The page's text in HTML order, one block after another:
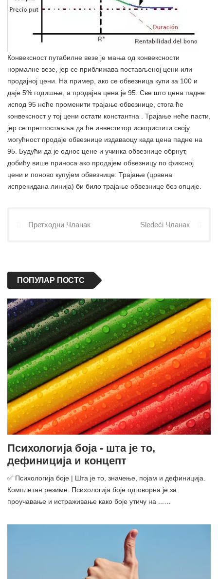
Конвексност путабилне везе је мања од конвексности
нормалне везе, јер се приближава постављеној цени или
продајној цени. На пример, ако се обвезница купи за 100 и
даје 5% годишње, а продајна цена је 95. Све што цена падне
испод 95 неће променити трајање обвезнице, стога ће
конвексност у тој цени остати константна . Трајање неће пасти,
јер се претпоставља да ће инвеститор искористити своју
могућност продаје обвезнице издаваоцу када цена падне на
95. Будући да је однос цене и учинка обвезнице обрнут,
добићу више приноса ако продајем обвезницу по фиксној
цени и поново купујем обвезнице. Трајање (црвена
испрекидана линија) би било трајање обвезнице без опције.
Претходни Чланак Sledeći Чланак
ПОПУЛАР ПОСТС
Психологија боја - шта је то,
дефиниција и концепт
✅ Психологија боје | Шта је то, значење, појам и дефиниција.
Комплетан резиме. Психологија боје одговорна је за
проучавање и истраживање како боје утичу на ...…